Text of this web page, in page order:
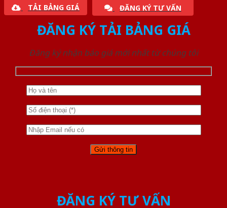
TẢI BẢNG GIÁ ĐĂNG KÝ TƯ VẤN
ĐĂNG KÝ TẢI BẢNG GIÁ
Đăng ký nhận báo giá mới nhất từ chúng tôi
ĐĂNG KÝ TƯ VẤN